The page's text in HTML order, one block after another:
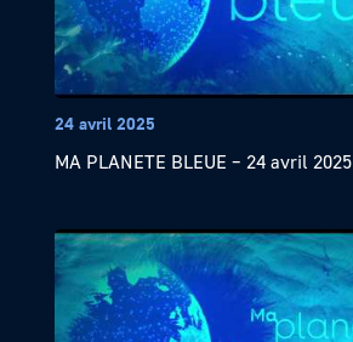
24 avril 2025
MA PLANETE BLEUE – 24 avril 2025